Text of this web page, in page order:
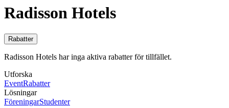
Radisson Hotels
Rabatter
Radisson Hotels har inga aktiva rabatter för tillfället.
Utforska
EventRabatter
Lösningar
FöreningarStudenter